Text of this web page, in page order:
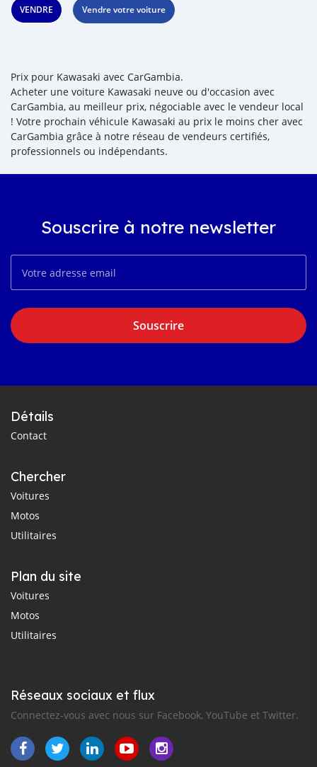
VENDRE Vendre votre voiture
Prix pour Kawasaki avec CarGambia.
Acheter une voiture Kawasaki neuve ou d'occasion avec
CarGambia, au meilleur prix, négociable avec le vendeur local
! Votre prochain véhicule Kawasaki au prix le moins cher avec
CarGambia grâce à notre réseau de vendeurs certifiés,
professionnels ou indépendants.
Souscrire à notre newsletter
Souscrire
Détails
Contact
Chercher
Voitures
Motos
Utilitaires
Plan du site
Voitures
Motos
Utilitaires
Réseaux sociaux et flux
Connectez-vous avec nous sur Facebook, YouTube et Twitter.